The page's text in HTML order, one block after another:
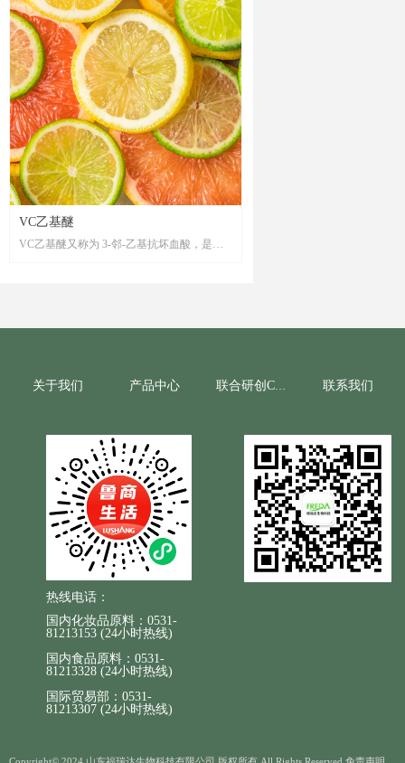
由内而外构筑健康的皮肤环境。
VC乙基醚
VC乙基醚又称为 3-邻-乙基抗坏血酸，是一
用度。
关于我们 产品中心 联合研创CRO 联系我们
热线电话：
国内化妆品原料：0531-
81213153 (24小时热线)
国内食品原料：0531-
81213328 (24小时热线)
国际贸易部：0531-
81213307 (24小时热线)